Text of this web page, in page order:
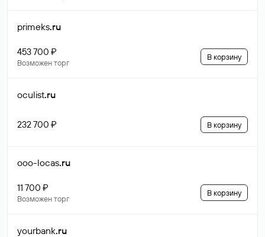
primeks.ru
453 700 ₽
Возможен торг
В корзину
oculist.ru
232 700 ₽ В корзину
ooo-locas.ru
11 700 ₽
Возможен торг
В корзину
yourbank.ru